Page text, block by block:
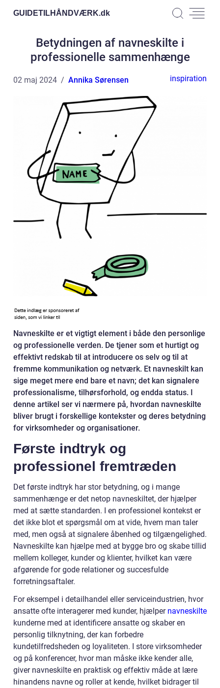
GUIDETILHÅNDVÆRK.dk
Betydningen af navneskilte i
professionelle sammenhænge
02 maj 2024 Annika Sørensen inspiration
Navneskilte er et vigtigt element i både den personlige
og professionelle verden. De tjener som et hurtigt og
effektivt redskab til at introducere os selv og til at
fremme kommunikation og netværk. Et navneskilt kan
sige meget mere end bare et navn; det kan signalere
professionalisme, tilhørsforhold, og endda status. I
denne artikel ser vi nærmere på, hvordan navneskilte
bliver brugt i forskellige kontekster og deres betydning
for virksomheder og organisationer.
Første indtryk og
professionel fremtræden
Det første indtryk har stor betydning, og i mange
sammenhænge er det netop navneskiltet, der hjælper
med at sætte standarden. I en professionel kontekst er
det ikke blot et spørgsmål om at vide, hvem man taler
med, men også at signalere åbenhed og tilgængelighed.
Navneskilte kan hjælpe med at bygge bro og skabe tillid
mellem kolleger, kunder og klienter, hvilket kan være
afgørende for gode relationer og succesfulde
forretningsaftaler.
For eksempel i detailhandel eller serviceindustrien, hvor
ansatte ofte interagerer med kunder, hjælper navneskilte
kunderne med at identificere ansatte og skaber en
personlig tilknytning, der kan forbedre
kundetilfredsheden og loyaliteten. I store virksomheder
og på konferencer, hvor man måske ikke kender alle,
giver navneskilte en praktisk og effektiv måde at lære
hinandens navne og roller at kende, hvilket bidrager til